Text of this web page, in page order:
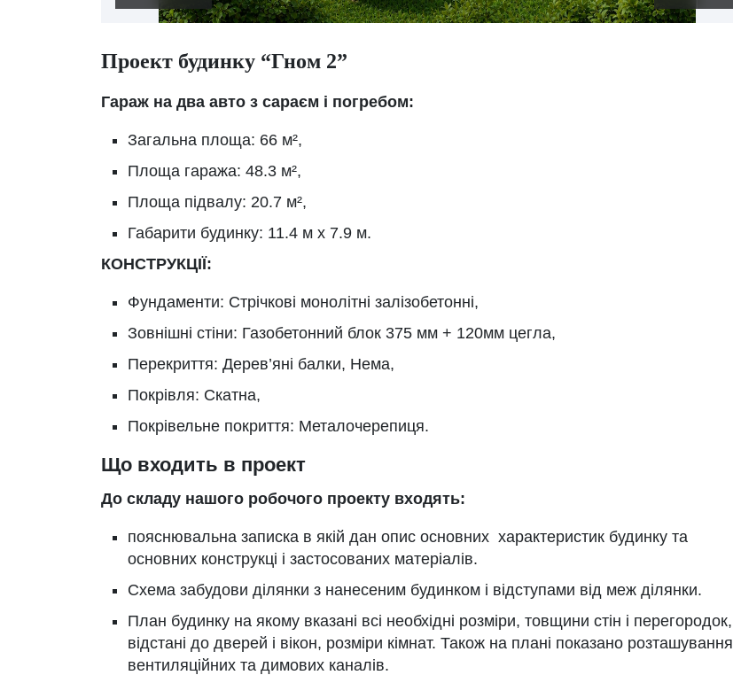
Проект будинку “Гном 2”
Гараж на два авто з сараєм і погребом:
Загальна площа: 66 м²,
Площа гаража: 48.3 м²,
Площа підвалу: 20.7 м²,
Габарити будинку: 11.4 м х 7.9 м.
КОНСТРУКЦІЇ:
Фундаменти: Стрічкові монолітні залізобетонні,
Зовнішні стіни: Газобетонний блок 375 мм + 120мм цегла,
Перекриття: Дерев’яні балки, Нема,
Покрівля: Скатна,
Покрівельне покриття: Металочерепиця.
Що входить в проект
До складу нашого робочого проекту входять:
пояснювальна записка в якій дан опис основних характеристик будинку та
основних конструкці і застосованих матеріалів.
Схема забудови ділянки з нанесеним будинком і відступами від меж ділянки.
План будинку на якому вказані всі необхідні розміри, товщини стін і перегородок,
відстані до дверей і вікон, розміри кімнат. Також на плані показано розташування
вентиляційних та димових каналів.